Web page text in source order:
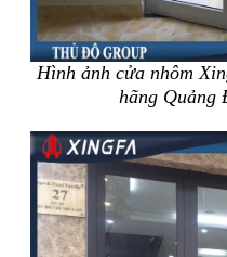
Hình ảnh cửa nhôm
hãng Quảng